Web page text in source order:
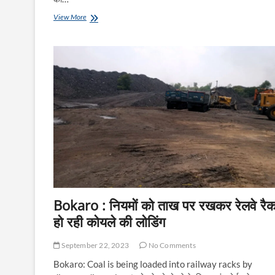
View Moreसंस्कार
पुणे
हिस्सा
लेंगे
डॉ.
सुशील
Bokaro : नियमों को ताख पर रखकर रेलवे
हो रही कोयले की लोडिंग
September 22, 2023 No Comments
Bokaro: Coal is being loaded into railway racks by